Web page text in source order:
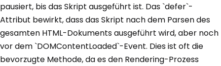
pausiert, bis das Skript ausgeführt ist. Das `defer`-
Attribut bewirkt, dass das Skript nach dem Parsen des
gesamten HTML-Dokuments ausgeführt wird, aber noch
vor dem `DOMContentLoaded`-Event. Dies ist oft die
bevorzugte Methode, da es den Rendering-Prozess